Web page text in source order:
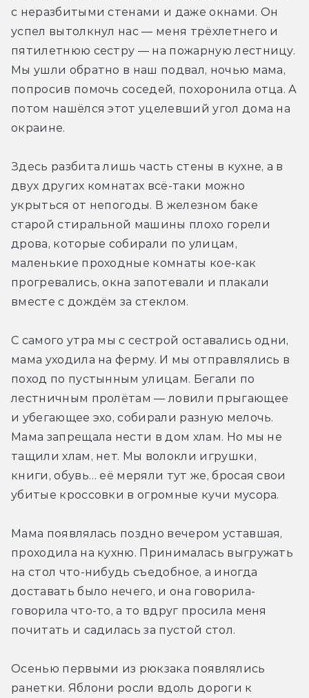
с неразбитыми стенами и даже окнами. Он
успел вытолкнул нас — меня трёхлетнего и
пятилетнюю сестру — на пожарную лестницу.
Мы ушли обратно в наш подвал, ночью мама,
попросив помочь соседей, похоронила отца. А
потом нашёлся этот уцелевший угол дома на
окраине.
Здесь разбита лишь часть стены в кухне, а в
двух других комнатах всё-таки можно
укрыться от непогоды. В железном баке
старой стиральной машины плохо горели
дрова, которые собирали по улицам,
маленькие проходные комнаты кое-как
прогревались, окна запотевали и плакали
вместе с дождём за стеклом.
С самого утра мы с сестрой оставались одни,
мама уходила на ферму. И мы отправлялись в
поход по пустынным улицам. Бегали по
лестничным пролётам — ловили прыгающее
и убегающее эхо, собирали разную мелочь.
Мама запрещала нести в дом хлам. Но мы не
тащили хлам, нет. Мы волокли игрушки,
книги, обувь… её меряли тут же, бросая свои
убитые кроссовки в огромные кучи мусора.
Мама появлялась поздно вечером уставшая,
проходила на кухню. Принималась выгружать
на стол что-нибудь съедобное, а иногда
доставать было нечего, и она говорила-
говорила что-то, а то вдруг просила меня
почитать и садилась за пустой стол.
Осенью первыми из рюкзака появлялись
ранетки. Яблони росли вдоль дороги к